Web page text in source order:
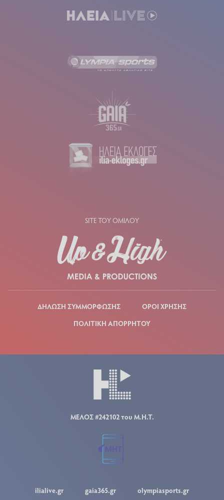
SITE ΤΟΥ ΟΜΙΛΟΥ
ΔΗΛΩΣΗ ΣΥΜΜΟΡΦΩΣΗΣ
ΟΡΟΙ ΧΡΗΣΗΣ
ΠΟΛΙΤΙΚΗ ΑΠΟΡΡΗΤΟΥ
ΜΕΛΟΣ #242102 του Μ.Η.Τ.
ilialive.gr gaia365.gr olympiasports.gr